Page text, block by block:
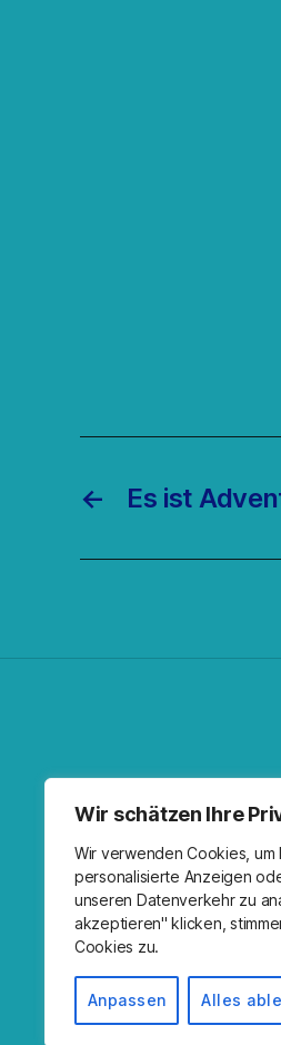
Wir schätzen Ihre
Wir verwenden Cookies, um
personalisierte Anzeigen
unseren Datenverkehr zu
akzeptieren" klicken,
Cookies zu.
Anpassen Alles
← Es ist
© 2026Kirche